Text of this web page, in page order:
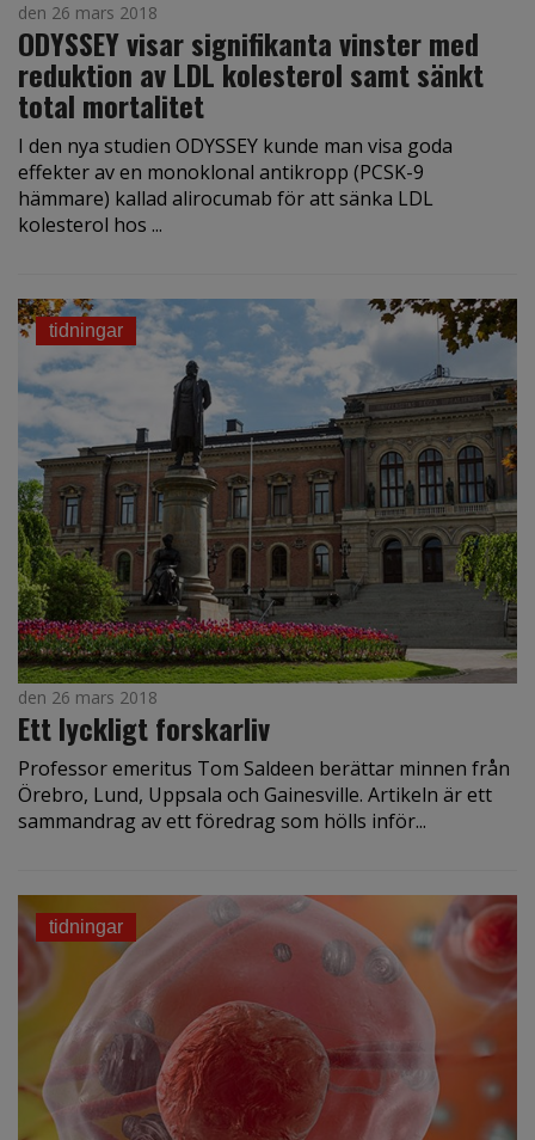
den 26 mars 2018
ODYSSEY visar signifikanta vinster med
reduktion av LDL kolesterol samt sänkt
total mortalitet
I den nya studien ODYSSEY kunde man visa goda
effekter av en monoklonal antikropp (PCSK-9
hämmare) kallad alirocumab för att sänka LDL
kolesterol hos ...
tidningar
den 26 mars 2018
Ett lyckligt forskarliv
Professor emeritus Tom Saldeen berättar minnen från
Örebro, Lund, Uppsala och Gainesville. Artikeln är ett
sammandrag av ett föredrag som hölls inför...
tidningar